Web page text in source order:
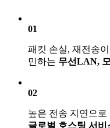
01
패킷 손실, 재전송
민하는 무선LAN,
02
높은 전송 지연으
글로벌 호스팅 서